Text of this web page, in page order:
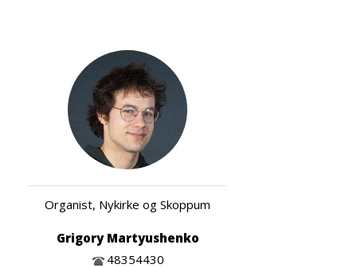
Organist, Nykirke og Skoppum
Grigory Martyushenko
48354430